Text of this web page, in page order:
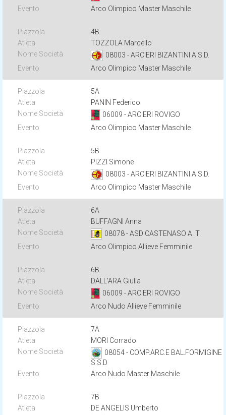
Arco Olimpico Master Maschile
4B
TOZZOLA Marcello
08003 - ARCIERI BIZANTINI A.S.D.
Arco Olimpico Master Maschile
5A
PANIN Federico
06009 - ARCIERI ROVIGO
Arco Olimpico Master Maschile
5B
PIZZI Simone
08003 - ARCIERI BIZANTINI A.S.D.
Arco Olimpico Master Maschile
6A
BUFFAGNI Anna
08078 - ASD CASTENASO A. T.
Arco Olimpico Allieve Femminile
6B
DALL'ARA Giulia
06009 - ARCIERI ROVIGO
Arco Nudo Allieve Femminile
7A
MORI Corrado
08054 - COMP.ARC.E BAL.FORMIGINE
S.S.D
Arco Nudo Master Maschile
7B
DE ANGELIS Umberto